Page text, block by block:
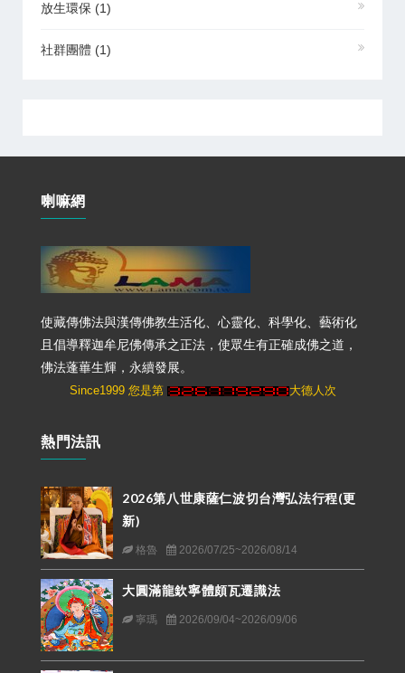
放生環保 (1)
社群團體 (1)
喇嘛網
使藏傳佛法與漢傳佛教生活化、心靈化、科學化、藝術化
且倡導釋迦牟尼佛傳承之正法，使眾生有正確成佛之道，
佛法蓬蓽生輝，永續發展。
Since1999 您是第 大德人次
熱門法訊
2026第八世康薩仁波切台灣弘法行程(更
新)
格魯 2026/07/25~2026/08/14
大圓滿龍欽寧體頗瓦遷識法
寧瑪 2026/09/04~2026/09/06